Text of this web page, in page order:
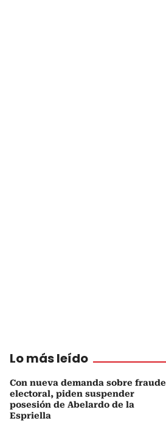
Lo más leído
Con nueva demanda sobre fraude
electoral, piden suspender
posesión de Abelardo de la
Espriella